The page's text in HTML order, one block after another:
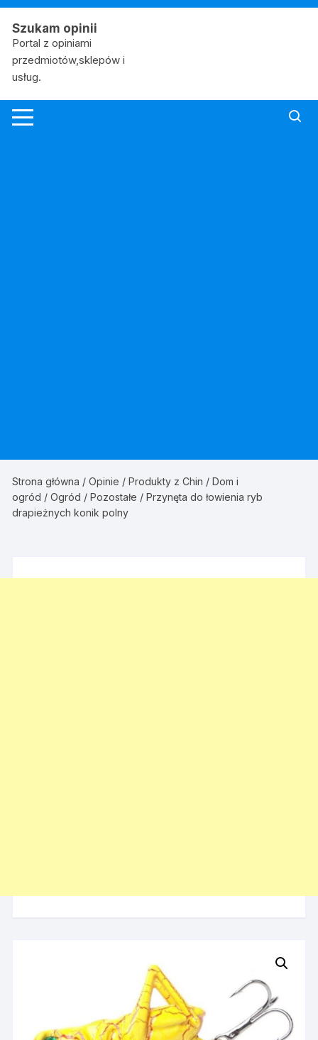
Skip
content
Szukam opinii
Portal z opiniami
przedmiotów,sklepów i
usług.
Strona główna /Opinie /Produkty z Chin /Dom i
ogród /Ogród /Pozostałe / Przynęta do łowienia ryb
drapieżnych konik polny